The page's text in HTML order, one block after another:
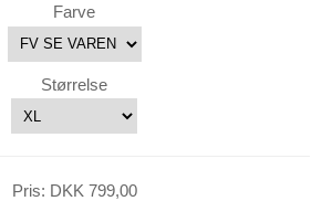
Farve
Størrelse
Pris: DKK 799,00